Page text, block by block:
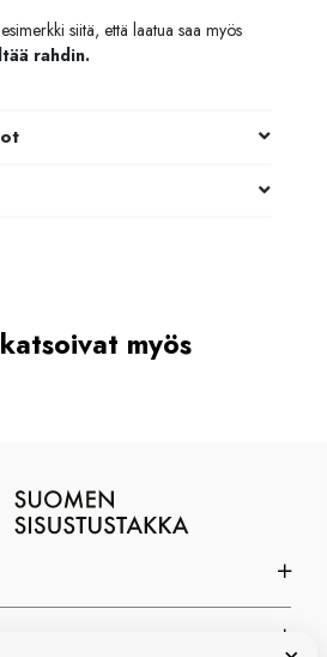
siitä, että laatua saa myös
rahdin.
myös